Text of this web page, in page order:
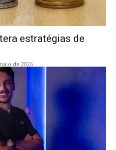
estratégias de
de 2026